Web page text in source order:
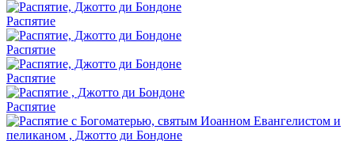
Распятие
Распятие
Распятие
Распятие